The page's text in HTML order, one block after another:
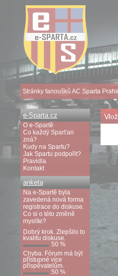
e-Sparta.cz
O e-Spartě
Co každý Sparťan
zná?
Kudy na Spartu?
Jak Spartu podpořit?
Pravidla
Kontakt
anketa
Na e-Spartě byla
zavedená nová forma
registrace do diskuse.
Co si o této změně
myslíte?
Dobrý krok. Zlepšilo to
kvalitu diskuse.
50 %
Chyba. Fórum má být
přístupné více
přispěvatelům.
50 %
Stránky fanoušků AC Sparta Praha